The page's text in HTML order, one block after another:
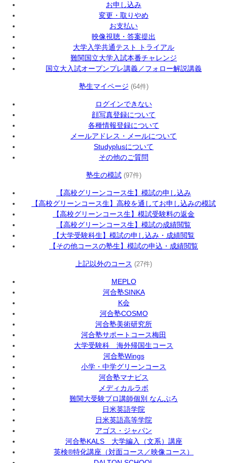
お申し込み
変更・取りやめ
お支払い
映像視聴・答案提出
大学入学共通テスト トライアル
難関国立大学入試本番チャレンジ
国立大入試オープンプレ講義／フォロー解説講義
塾生マイページ (64件)
ログインできない
顔写真登録について
各種情報登録について
メールアドレス・メールについて
Studyplusについて
その他のご質問
塾生の模試 (97件)
【高校グリーンコース生】模試の申し込み
【高校グリーンコース生】高校を通してお申し込みの模試
【高校グリーンコース生】模試受験料の返金
【高校グリーンコース生】模試の成績閲覧
【大学受験科生】模試の申し込み・成績閲覧
【その他コースの塾生】模試の申込・成績閲覧
上記以外のコース (27件)
MEPLO
河合塾SINKA
K会
河合塾COSMO
河合塾美術研究所
河合塾サポートコース梅田
大学受験科 海外帰国生コース
河合塾Wings
小学・中学グリーンコース
河合塾マナビス
メディカルラボ
難関大受験プロ講師個別 なんぷろ
日米英語学院
日米英語高等学院
アゴス・ジャパン
河合塾KALS 大学編入（文系）講座
英検®特化講座（対面コース／映像コース）